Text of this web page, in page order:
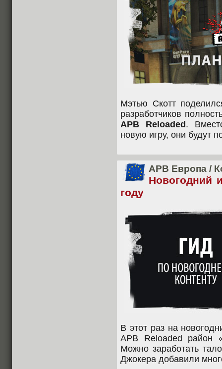
Мэтью Скотт
разработчиков
APB Reloaded .
новую игру, они будут
APB Европа /
Новогодний
году
В этот раз на
APB Reloaded район
Можно заработать
Джокера добавили